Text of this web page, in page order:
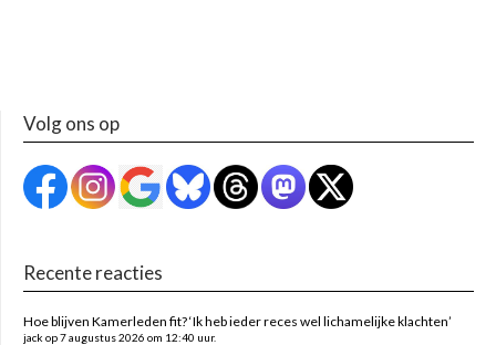
Volg ons op
Recente reacties
Hoe blijven Kamerleden fit? ‘Ik heb ieder reces wel lichamelijke klachten’
jack op 7 augustus 2026 om 12:40 uur.